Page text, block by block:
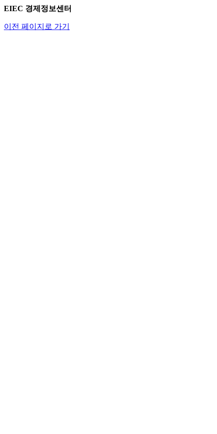
EIEC 경제정보센터
이전 페이지로 가기